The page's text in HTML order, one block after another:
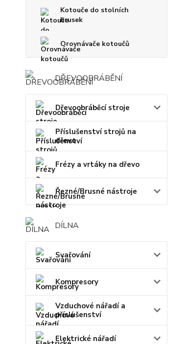
Kotouče do stolních
brusek
Orovnávače kotoučů
DŘEVOOBRÁBĚNÍ
Dřevoobráběcí stroje
Příslušenství strojů na
dřevo
Frézy a vrtáky na dřevo
Řezné/Brusné nástroje
DÍLNA
Svařování
Kompresory
Vzduchové nářadí a
příslušenství
Elektrické nářadí